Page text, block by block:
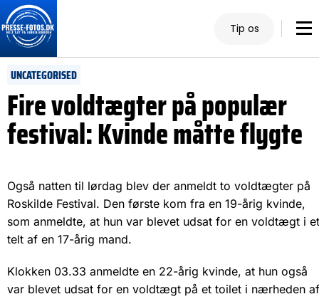
Tip os
UNCATEGORISED
Fire voldtægter på populær
festival: Kvinde måtte flygte
Også natten til lørdag blev der anmeldt to voldtægter på
Roskilde Festival. Den første kom fra en 19-årig kvinde,
som anmeldte, at hun var blevet udsat for en voldtægt i et
telt af en 17-årig mand.
Klokken 03.33 anmeldte en 22-årig kvinde, at hun også
var blevet udsat for en voldtægt på et toilet i nærheden af